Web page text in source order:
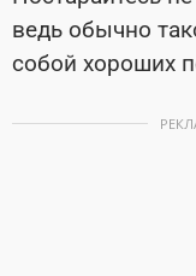
ведь обычно
собой хороших